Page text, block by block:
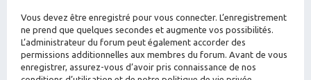
Vous devez être enregistré pour vous connecter. L’enregistrement
ne prend que quelques secondes et augmente vos possibilités.
L’administrateur du forum peut également accorder des
permissions additionnelles aux membres du forum. Avant de vous
enregistrer, assurez-vous d’avoir pris connaissance de nos